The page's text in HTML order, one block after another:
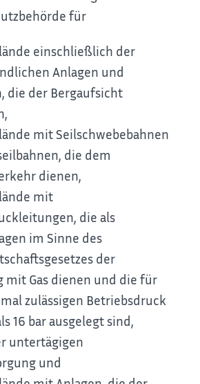
für
einschließlich der
Anlagen und
die der Bergaufsicht
mit Seilschwebebahnen
die dem
dienen,
mit
die als
im Sinne des
der
mit Gas dienen und die für
zulässigen Betriebsdruck
16 bar ausgelegt sind,
untertägigen
und